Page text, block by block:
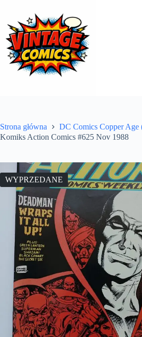
treści
Strona główna
DC Comics Copper Age
Komiks Action Comics #625 Nov 1988
WYPRZEDANE